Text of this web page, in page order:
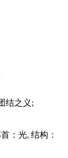
结之义;
：光, 结构：